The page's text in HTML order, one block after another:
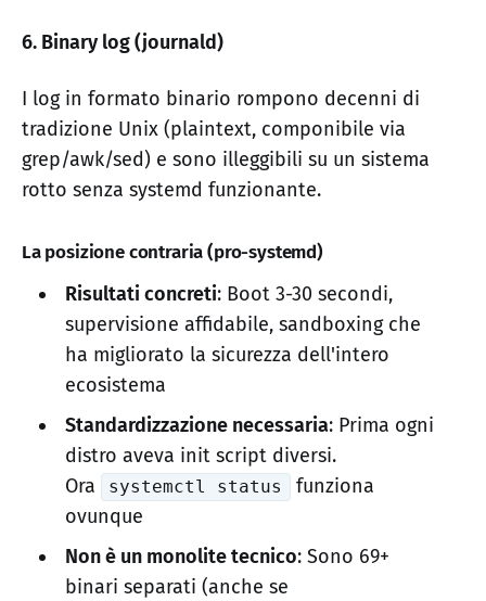
6. Binary log (journald)
I log in formato binario rompono decenni di
tradizione Unix (plaintext, componibile via
grep/awk/sed) e sono illeggibili su un sistema
rotto senza systemd funzionante.
La posizione contraria (pro-systemd)
Risultati concreti: Boot 3-30 secondi,
supervisione affidabile, sandboxing che
ha migliorato la sicurezza dell'intero
ecosistema
Standardizzazione necessaria: Prima ogni
distro aveva init script diversi.
Ora
systemctl status
funziona
ovunque
Non è un monolite tecnico: Sono 69+
binari separati (anche se